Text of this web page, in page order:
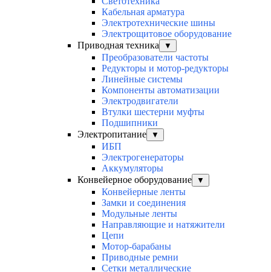
Кабельная арматура
Электротехнические шины
Электрощитовое оборудование
Приводная техника
▼
Преобразователи частоты
Редукторы и мотор-редукторы
Линейные системы
Компоненты автоматизации
Электродвигатели
Втулки шестерни муфты
Подшипники
Электропитание
▼
ИБП
Электрогенераторы
Аккумуляторы
Конвейерное оборудование
▼
Конвейерные ленты
Замки и соединения
Модульные ленты
Направляющие и натяжители
Цепи
Мотор-барабаны
Приводные ремни
Сетки металлические